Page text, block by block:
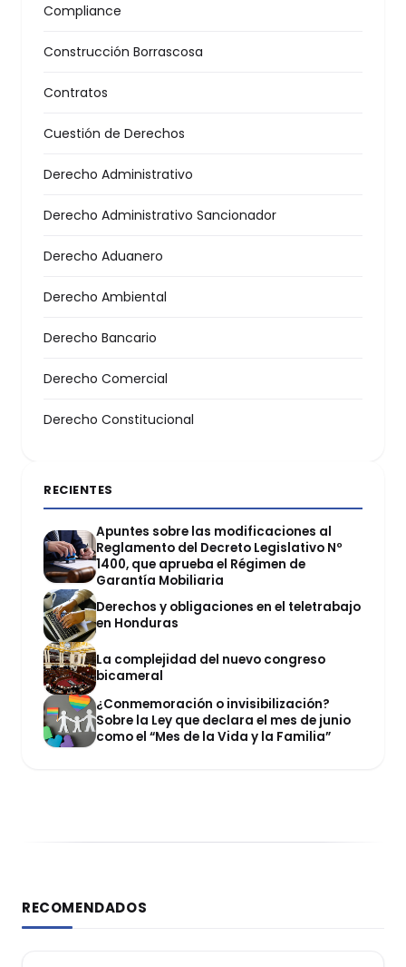
Compliance
Construcción Borrascosa
Contratos
Cuestión de Derechos
Derecho Administrativo
Derecho Administrativo Sancionador
Derecho Aduanero
Derecho Ambiental
Derecho Bancario
Derecho Comercial
Derecho Constitucional
RECIENTES
Apuntes sobre las modificaciones al
Reglamento del Decreto Legislativo Nº
1400, que aprueba el Régimen de
Garantía Mobiliaria
Derechos y obligaciones en el teletrabajo
en Honduras
La complejidad del nuevo congreso
bicameral
¿Conmemoración o invisibilización?
Sobre la Ley que declara el mes de junio
como el “Mes de la Vida y la Familia”
RECOMENDADOS
DERECHO REGISTRAL